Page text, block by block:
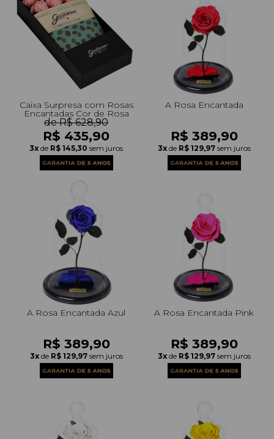
Caixa Surpresa com Rosas
Encantadas Cor de Rosa
de R$ 628,90
R$ 435,90
3x de R$ 145,30 sem juros
A Rosa Encantada
R$ 389,90
3x de R$ 129,97 sem juros
A Rosa Encantada Azul
R$ 389,90
3x de R$ 129,97 sem juros
A Rosa Encantada Pink
R$ 389,90
3x de R$ 129,97 sem juros